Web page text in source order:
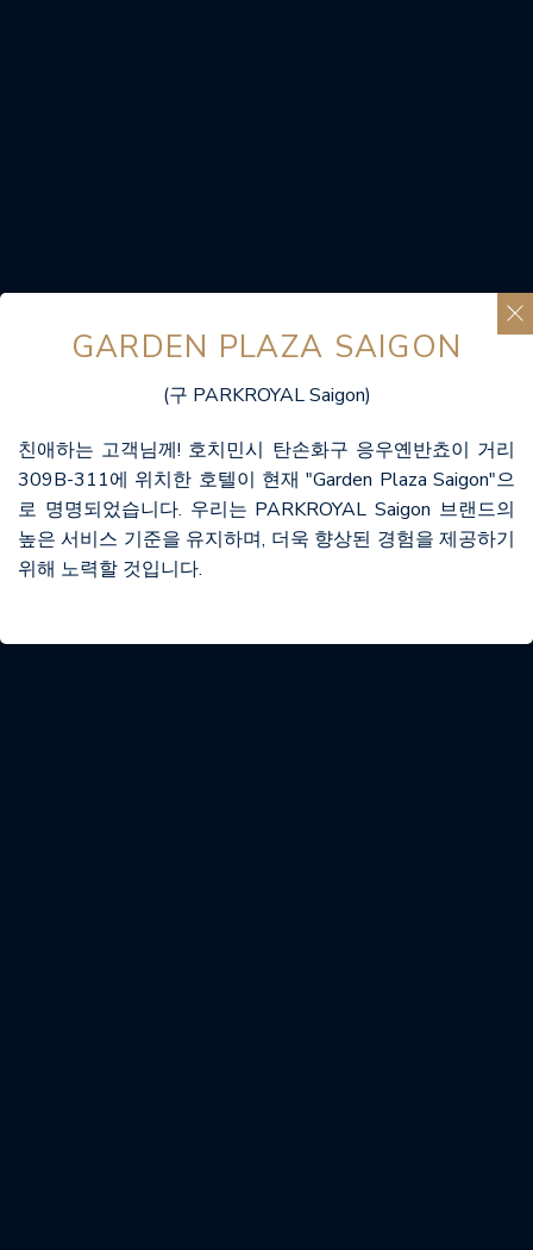
GARDEN PLAZA SAIGON
(구 PARKROYAL Saigon)
친애하는 고객님께! 호치민시 탄손화구 응우옌반쵸이 거리
309B-311에 위치한 호텔이 현재 "Garden Plaza Saigon"으
로 명명되었습니다. 우리는 PARKROYAL Saigon 브랜드의
높은 서비스 기준을 유지하며, 더욱 향상된 경험을 제공하기
위해 노력할 것입니다.